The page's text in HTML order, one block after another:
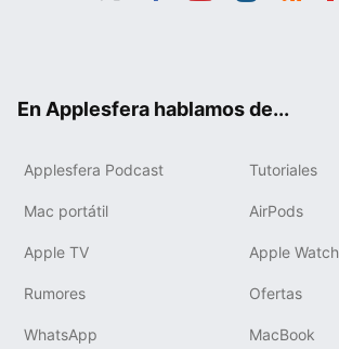
En Applesfera hablamos de...
Applesfera Podcast Tutoriales
Mac portátil AirPods
Apple TV Apple Watch
Rumores Ofertas
WhatsApp MacBook